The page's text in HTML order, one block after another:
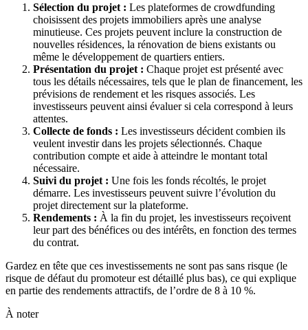
Sélection du projet : Les plateformes de crowdfunding
choisissent des projets immobiliers après une analyse
minutieuse. Ces projets peuvent inclure la construction de
nouvelles résidences, la rénovation de biens existants ou
même le développement de quartiers entiers.
Présentation du projet : Chaque projet est présenté avec
tous les détails nécessaires, tels que le plan de financement, les
prévisions de rendement et les risques associés. Les
investisseurs peuvent ainsi évaluer si cela correspond à leurs
attentes.
Collecte de fonds : Les investisseurs décident combien ils
veulent investir dans les projets sélectionnés. Chaque
contribution compte et aide à atteindre le montant total
nécessaire.
Suivi du projet : Une fois les fonds récoltés, le projet
démarre. Les investisseurs peuvent suivre l’évolution du
projet directement sur la plateforme.
Rendements : À la fin du projet, les investisseurs reçoivent
leur part des bénéfices ou des intérêts, en fonction des termes
du contrat.
Gardez en tête que ces investissements ne sont pas sans risque (le
risque de défaut du promoteur est détaillé plus bas), ce qui explique
en partie des rendements attractifs, de l’ordre de 8 à 10 %.
À noter